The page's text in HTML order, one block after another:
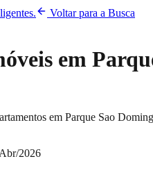
Voltar para a Busca
em
em Parque Sao
Abr/2026